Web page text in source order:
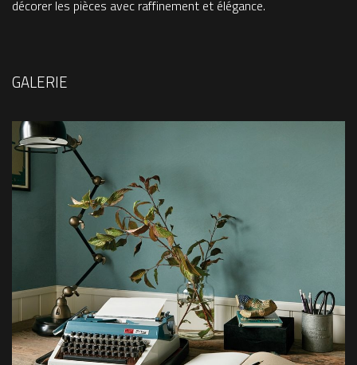
décorer les pièces avec raffinement et élégance.
GALERIE